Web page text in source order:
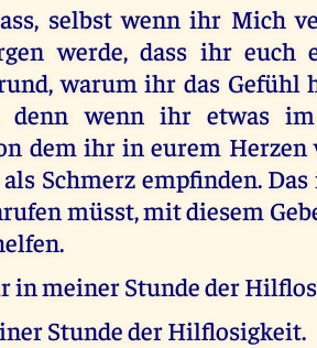
selbst wenn ihr Mich
werde, dass ihr euch
warum ihr das Gefühl
denn wenn ihr etwas
dem ihr in eurem Herzen
Schmerz empfinden.
müsst, mit diesem
in meiner Stunde der
Stunde der Hilflosigkeit.